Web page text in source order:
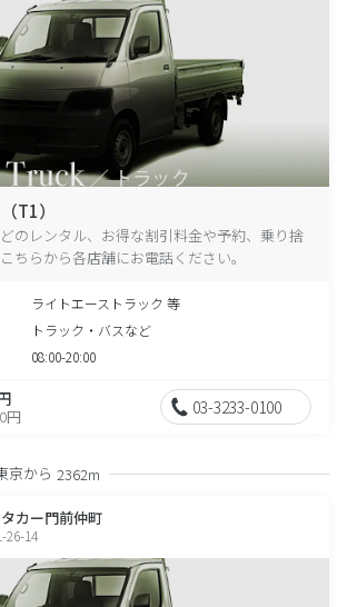
T1）
のレンタル、お得な割引料金や予約、乗り捨
ちらから各店舗にお電話ください。
ライトエーストラック 等
トラック・バスなど
08:00-20:00
円 03-3233-0100
京から 2362m
カー門前仲町
26-14